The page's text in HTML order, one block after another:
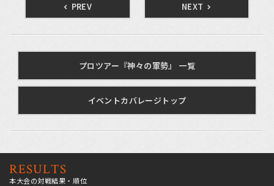
PREV NEXT
プロツアー『神々の軍勢』 一覧
イベントカバレージトップ
RESULTS
本大会の対戦結果・順位